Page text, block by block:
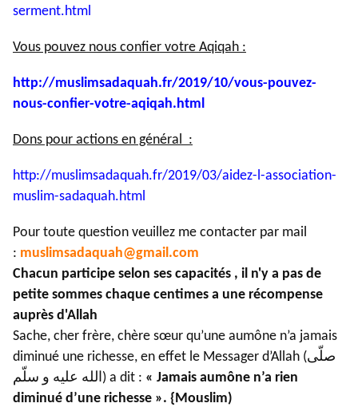
serment.html
Vous pouvez nous confier votre Aqiqah :
http://muslimsadaquah.fr/2019/10/vous-pouvez-
nous-confier-votre-aqiqah.html
Dons pour actions en général :
http://muslimsadaquah.fr/2019/03/aidez-l-association-
muslim-sadaquah.html
Pour toute question veuillez me contacter par mail
: muslimsadaquah@gmail.com
Chacun participe selon ses capacités , il n'y a pas de
petite sommes chaque centimes a une récompense
auprès d'Allah
Sache, cher frère, chère sœur qu’une aumône n’a jamais
diminué une richesse, en effet le Messager d’Allah (صلّى
الله عليه و سلّم) a dit : « Jamais aumône n’a rien
diminué d’une richesse ». {Mouslim)